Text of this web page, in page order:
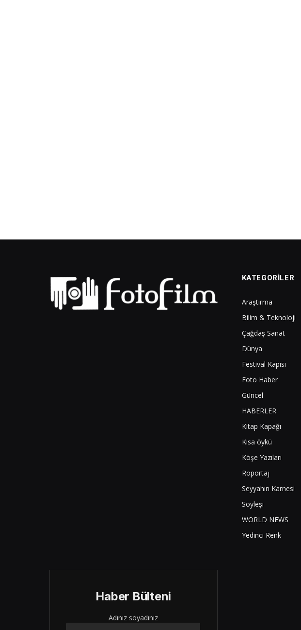
KATEGORILER
Araştırma
Bilim & Teknoloji
Çağdaş Sanat
Dünya
Festival Kapısı
Foto Haber
Güncel
HABERLER
Kitap Kapağı
Kısa öykü
Köşe Yazıları
Röportaj
Seyyahın Karnesi
Söyleşi
WORLD NEWS
Yedinci Renk
Haber Bülteni
Adınız soyadınız